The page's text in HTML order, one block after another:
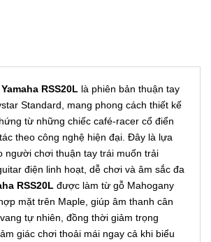
RSS20L là phiên bản thuận tay
Standard, mang phong cách thiết kế
từ những chiếc café‑racer cổ điển
theo công nghệ hiện đại. Đây là lựa
người chơi thuận tay trái muốn trải
điện linh hoạt, dễ chơi và âm sắc đa
RSS20L được làm từ gỗ Mahogany
mặt trên Maple, giúp âm thanh cân
tự nhiên, đồng thời giảm trọng
giác chơi thoải mái ngay cả khi biểu